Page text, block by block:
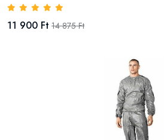
11 900 Ft 14 875 Ft